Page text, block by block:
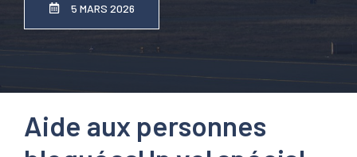
5 MARS 2026
Aide aux personnes